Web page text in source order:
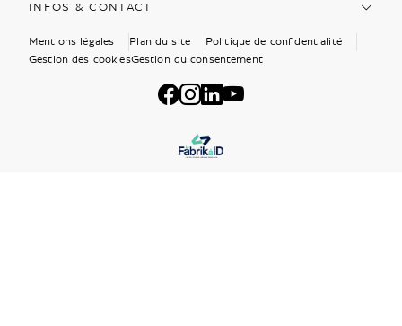
INFOS & CONTACT
Mentions légales Plan du site
Politique de confidentialité
Gestion des cookiesGestion du consentement